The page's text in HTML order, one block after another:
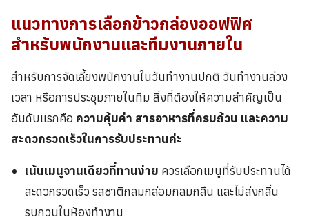
แนวทางการเลือกข้าวกล่องออฟฟิศ
สำหรับพนักงานและทีมงานภายใน
สำหรับการจัดเลี้ยงพนักงานในวันทำงานปกติ วันทำงานล่วง
เวลา หรือการประชุมภายในทีม สิ่งที่ต้องให้ความสำคัญเป็น
อันดับแรกคือ ความคุ้มค่า สารอาหารที่ครบถ้วน และความ
สะดวกรวดเร็วในการรับประทานค่ะ
เน้นเมนูจานเดียวที่ทานง่าย ควรเลือกเมนูที่รับประทานได้
สะดวกรวดเร็ว รสชาติกลมกล่อมกลมกลืน และไม่ส่งกลิ่น
รบกวนในห้องทำงาน